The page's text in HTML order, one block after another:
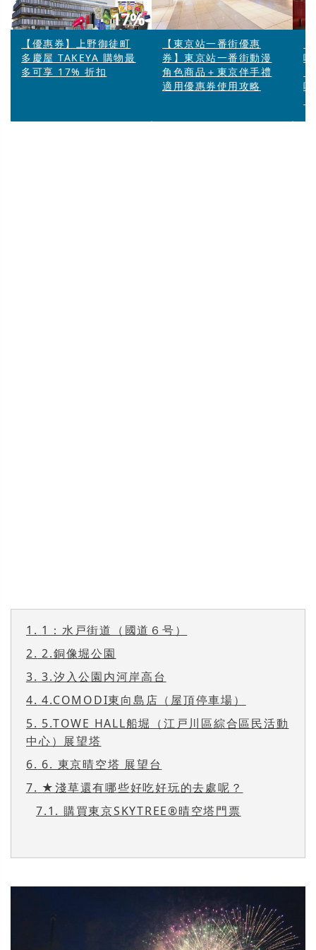
17%
【優惠券】上野御徒町
多慶屋 TAKEYA 購物最
多可享 17% 折扣
【東京站一番街優惠
券】東京站一番街動漫
角色商品＋東京伴手禮
適用優惠券使用攻略
1. 1：水戸街道（國道６号）
2. 2.銅像堀公園
3. 3.汐入公園内河岸高台
4. 4.COMODI東向島店（屋頂停車場）
5. 5.TOWE HALL船堀（江戸川區綜合區民活動
中心）展望塔
6. 6. 東京晴空塔 展望台
7. ★淺草還有哪些好吃好玩的去處呢？
7.1. 購買東京SKYTREE®晴空塔門票